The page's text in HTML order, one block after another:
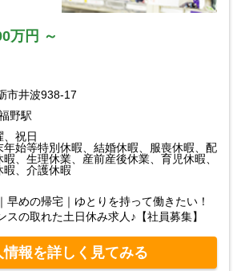
万円 ～
市井波938-17
野駅
、祝日
年始等特別休暇、結婚休暇、服喪休暇、配
、生理休業、産前産後休業、育児休暇、
暇、介護休暇
早めの帰宅｜ゆとりを持って働きたい！
スの取れた土日休み求人♪【社員募集】
情報を詳しく見てみる